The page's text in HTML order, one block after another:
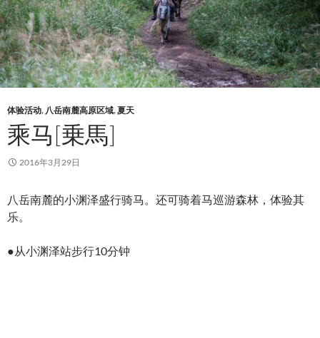
体验活动, 八岳南麓高原区域,夏天
乘马[乗馬]
2016年3月29日
八岳南麓的小渊泽盛行骑马。还可骑着马巡游森林，体验其
乐。
●从小渊泽站步行10分钟